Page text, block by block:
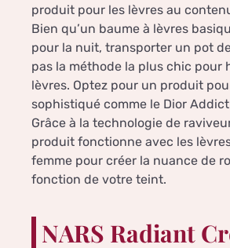
produit pour les lèvres au
Bien qu’un baume à lèvres
pour la nuit, transporter un pot de
pas la méthode la plus chic pour
lèvres. Optez pour un produit
sophistiqué comme le Dior Addict
Grâce à la technologie de
produit fonctionne avec les
femme pour créer la nuance de
fonction de votre teint.
NARS Radiant